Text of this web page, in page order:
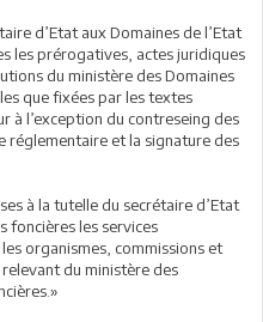
d’Etat aux Domaines de l’Etat
les prérogatives, actes juridiques
du ministère des Domaines
que fixées par les textes
à l’exception du contreseing des
réglementaire et la signature des
à la tutelle du secrétaire d’Etat
foncières les services
organismes, commissions et
du ministère des